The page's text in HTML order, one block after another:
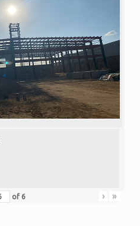
of 6 › »